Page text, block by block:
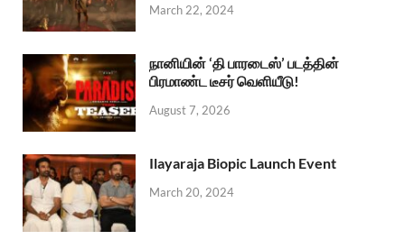
March 22, 2024
நானியின் ‘தி பாரடைஸ்’ படத்தின்
பிரமாண்ட டீசர் வெளியீடு!
August 7, 2026
Ilayaraja Biopic Launch Event
March 20, 2024